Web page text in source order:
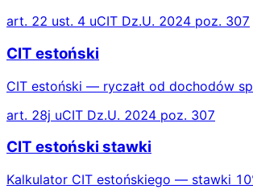
art. 22 ust. 4 uCIT Dz.U. 2024 poz. 307
CIT estoński
CIT estoński — ryczałt od dochodów
art. 28j uCIT Dz.U. 2024 poz. 307
CIT estoński stawki
Kalkulator CIT estońskiego — stawki